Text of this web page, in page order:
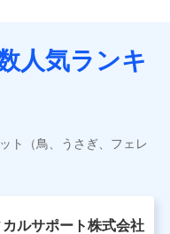
人気ランキ
ト（鳥、うさぎ、フェレ
ルサポート株式会社